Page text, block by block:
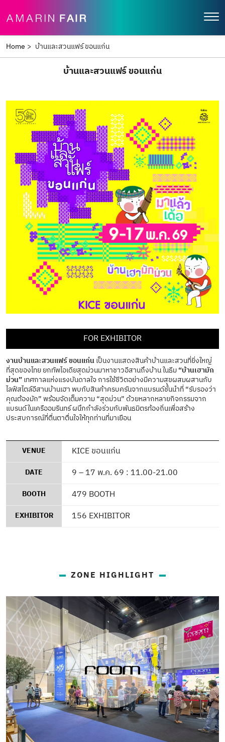
Home > บ้านและสวนแฟร์ ขอนแก่น
บ้านและสวนแฟร์ ขอนแก่น
FOR EXHIBITOR
งานบ้านและสวนแฟร์ ขอนแก่นเป็นงานแสดงสินค้าบ้านและสวนที่ยิ่งใหญ่
ที่สุดของไทย ยกทัพไอเดียสุดม่วนมาหาชาวอีสานถึงบ้าน ในธีม“บ้านเฮามัก
ม่วน”เทศกาลแห่งแรงบันดาลใจ การใช้ชีวิตอย่างมีความสุขผสมผสานกับ
ไลฟ์สไตล์อีสานบ้านเฮา พบกับสินค้าครบครันจากแบรนด์ชั้นนำที่ “รับรองว่า
คุณต้องมัก” พร้อมจัดเต็มความ “สุดม่วน” ด้วยหลากหลายกิจกรรมจาก
แบรนด์ในเครืออมรินทร์ ผนึกกำลังร่วมกับพันธมิตรท้องถิ่นเพื่อสร้าง
ประสบการณ์ที่ตื่นตาตื่นใจให้ทุกท่านที่มาเยือน
VENUE KICE ขอนแก่น
DATE 9 – 17 พ.ค. 69 : 11.00-21.00
BOOTH 479 BOOTH
EXHIBITOR 156 EXHIBITOR
ZONE HIGHLIGHT